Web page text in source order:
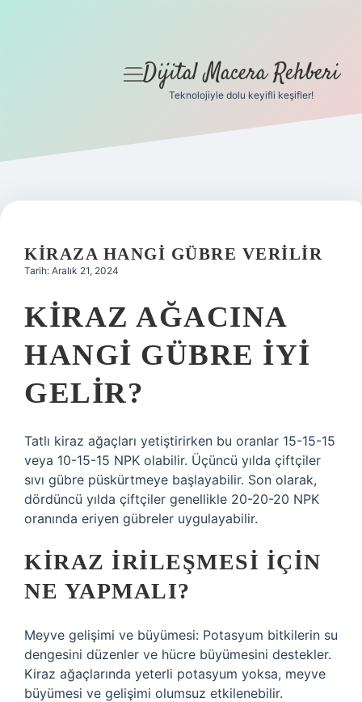
Gizlilik Politikası
Yasal Uyarı
menüyü
Dijital Macera Rehberi
Teknolojiyle dolu keyifli keşifler!
KIRAZA HANGI GÜBRE VERILIR
Tarih: Aralık 21, 2024
KIRAZ AĞACINA
HANGI GÜBRE IYI
GELIR?
Tatlı kiraz ağaçları yetiştirirken bu oranlar 15-15-15
veya 10-15-15 NPK olabilir. Üçüncü yılda çiftçiler
sıvı gübre püskürtmeye başlayabilir. Son olarak,
dördüncü yılda çiftçiler genellikle 20-20-20 NPK
oranında eriyen gübreler uygulayabilir.
KIRAZ IRILEŞMESI IÇIN
NE YAPMALI?
Meyve gelişimi ve büyümesi: Potasyum bitkilerin su
dengesini düzenler ve hücre büyümesini destekler.
Kiraz ağaçlarında yeterli potasyum yoksa, meyve
büyümesi ve gelişimi olumsuz etkilenebilir.